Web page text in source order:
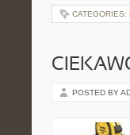
CATEGORIES:
POSTED BY